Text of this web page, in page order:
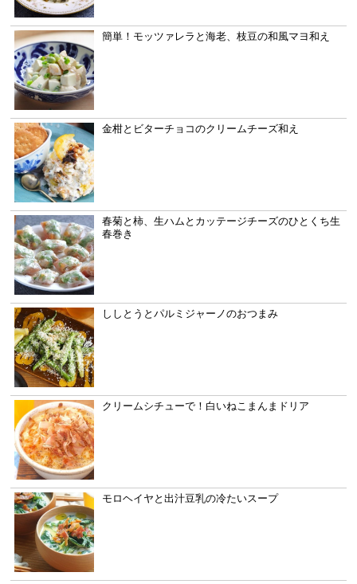
簡単！モッツァレラと海老、枝豆の和風マヨ和え
金柑とビターチョコのクリームチーズ和え
春菊と柿、生ハムとカッテージチーズのひとくち生
春巻き
ししとうとパルミジャーノのおつまみ
クリームシチューで！白いねこまんまドリア
モロヘイヤと出汁豆乳の冷たいスープ